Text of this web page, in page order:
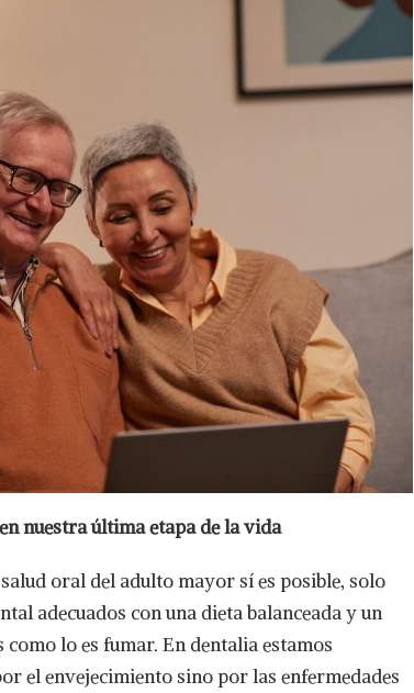
nuestra última etapa de la vida
oral del adulto mayor sí es posible, solo
adecuados con una dieta balanceada y un
lo es fumar. En dentalia estamos
el envejecimiento sino por las enfermedades